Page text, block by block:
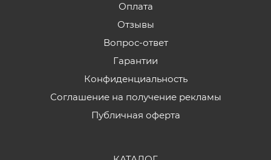
Оплата
Отзывы
Вопрос-ответ
Гарантии
Конфиденциальность
Соглашение на получение рекламы
Публичная оферта